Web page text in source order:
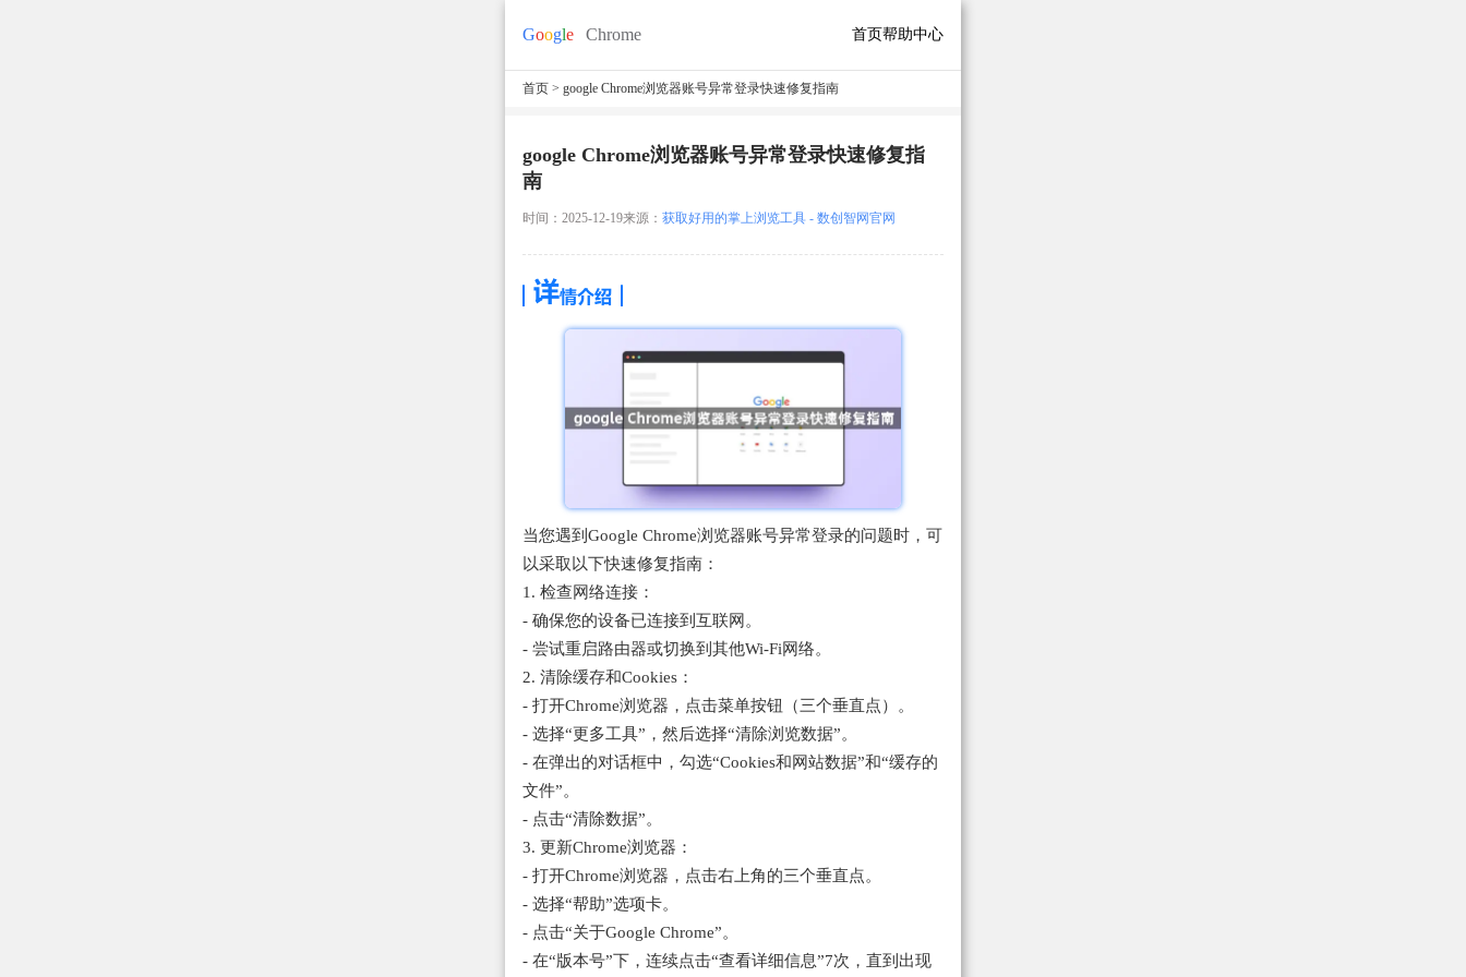
首页帮助中心
首页 > google Chrome浏览器账号异常登录快速修复指南
google Chrome浏览器账号异常登录快速修复指
南
时间：2025-12-19来源： 获取好用的掌上浏览工具 - 数创智网官网
当您遇到Google Chrome浏览器账号异常登录的问题时，可
以采取以下快速修复指南：
1. 检查网络连接：
- 确保您的设备已连接到互联网。
- 尝试重启路由器或切换到其他Wi-Fi网络。
2. 清除缓存和Cookies：
- 打开Chrome浏览器，点击菜单按钮（三个垂直点）。
- 选择“更多工具”，然后选择“清除浏览数据”。
- 在弹出的对话框中，勾选“Cookies和网站数据”和“缓存的
文件”。
- 点击“清除数据”。
3. 更新Chrome浏览器：
- 打开Chrome浏览器，点击右上角的三个垂直点。
- 选择“帮助”选项卡。
- 点击“关于Google Chrome”。
- 在“版本号”下，连续点击“查看详细信息”7次，直到出现